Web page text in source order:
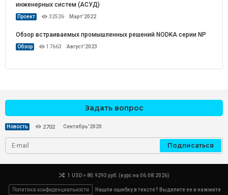
инженерных систем (АСУД)
Проект 32526 Март’2022
Обзор встраиваемых промышленных решений NODKA серии NP
Обзор 17663 Август’2023
Задать вопрос
Новость 2702 Сентябрь’2020
Подписаться
1 USD = 80.9293 руб. (курс на 06.08.2026)
Политика конфиденциальности Нашли ошибку в тексте? Выделите ее и нажмите